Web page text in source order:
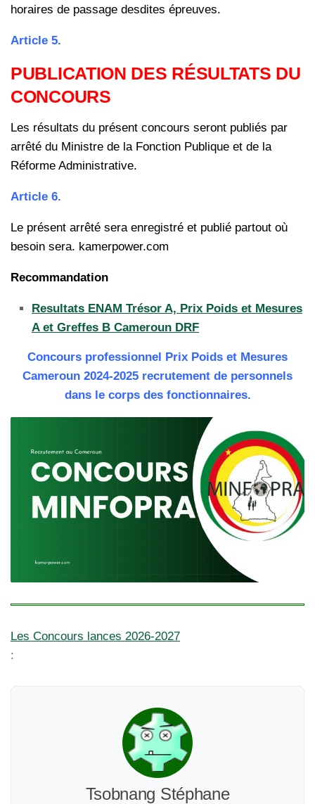
horaires de passage desdites épreuves.
Article 5.
PUBLICATION DES RÉSULTATS DU
CONCOURS
Les résultats du présent concours seront publiés par
arrêté du Ministre de la Fonction Publique et de la
Réforme Administrative.
Article 6.
Le présent arrêté sera enregistré et publié partout où
besoin sera. kamerpower.com
Recommandation
Resultats ENAM Trésor A, Prix Poids et Mesures
A et Greffes B Cameroun DRF
Concours professionnel Prix Poids et Mesures
Cameroun 2024-2025 recrutement de personnels
dans le corps des fonctionnaires.
Les Concours lances 2026-2027
:
Tsobnang Stéphane